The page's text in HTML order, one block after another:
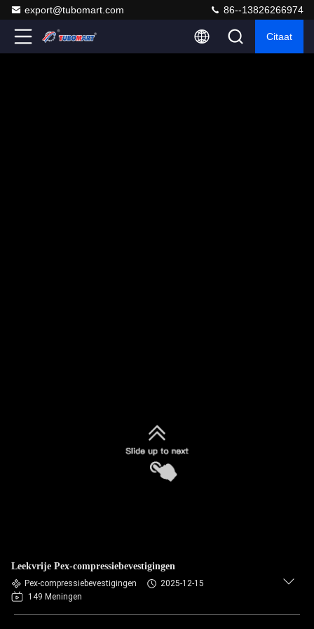
export@tubomart.com 86--13826266974
Citaat
Leekvrije Pex-compressiebevestigingen
Pex-compressiebevestigingen
2025-12-15
149 Meningen